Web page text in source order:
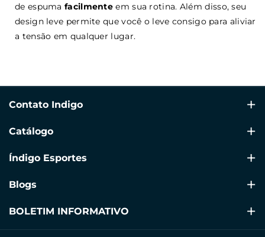
de espumafacilmente em sua rotina. Além disso, seu
design leve permite que você o leve consigo para aliviar
a tensão em qualquer lugar.
Contato Indigo
Avenida Alicante 64, Ondara 03760, Alicante
info@indigosports.es
🗨 +34 609 41 77 79 (Solo WhatsApp)
Catálogo
Natação
Índigo Esportes
Condições de Envio
Blogs
Blogs de Gimnasia Rítmica
Blogs de Fitness
BOLETIM INFORMATIVO
Assine nossa newsletter e mantenha-se informado!